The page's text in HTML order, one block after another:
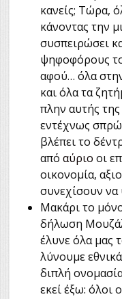
κανείς; Τώρα,
κάνοντας την
συσπειρώσει
ψηφοφόρους
αφού… όλα
και όλα τα
πλην αυτής
εντέχνως
βλέπει το
από αύριο οι
οικονομία,
συνεχίσουν να
Μακάρι το
δήλωση
έλυνε όλα μας
λύνουμε
διπλή
εκεί έξω: όλοι